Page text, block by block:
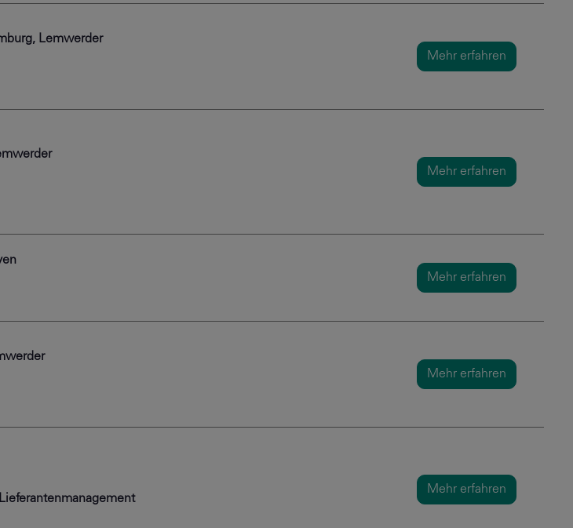
Lemwerder
Mehr erfahren
Mehr erfahren
Mehr erfahren
Mehr erfahren
Mehr erfahren